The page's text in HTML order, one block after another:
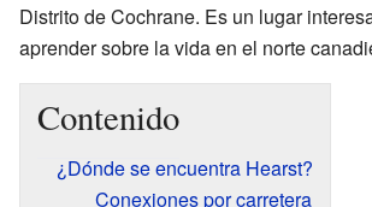
Distrito de Cochrane. Es un lugar
aprender sobre la vida en el norte
Contenido
¿Dónde se encuentra Hearst?
Conexiones por carretera